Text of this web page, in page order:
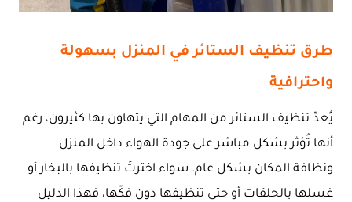
طرق تنظيف الستائر في المنزل بسهولة
واحترافية
يُعدّ تنظيف الستائر من المهام التي يتهاون بها كثيرون، رغم
أنها تُؤثر بشكل مباشر على جودة الهواء داخل المنزل
ونظافة المكان بشكل عام. سواء اخترتَ تنظيفها بالبخار أو
غسلها بالحلقات أو حتى تنظيفها دون فكّها، فهذا الدليل